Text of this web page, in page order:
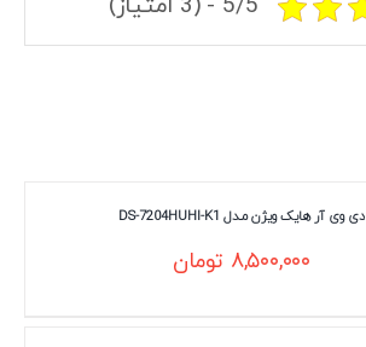
دی وی آر هایک ویژن مـدل DS-7204HUHI-K1
۸,۵۰۰,۰۰۰ تومان